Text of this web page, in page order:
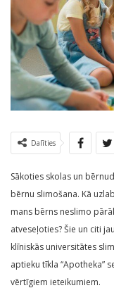
Dalīties
Sākoties skolas un
bērnu slimošana. Kā
mans bērns neslimo
atveseļoties? Šie un citi
klīniskās universitātes
aptieku tīkla “Apotheka”
vērtīgiem ieteikumiem.